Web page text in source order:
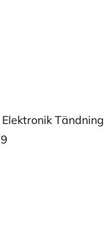
Elektronik Tändning